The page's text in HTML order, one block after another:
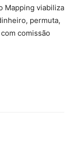
Mapping viabiliza
permuta,
comissão